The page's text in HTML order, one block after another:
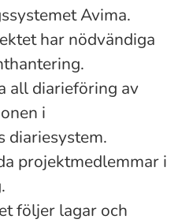
Avima.
har nödvändiga
all diarieföring av
i
diariesystem.
projektmedlemmar i
följer lagar och